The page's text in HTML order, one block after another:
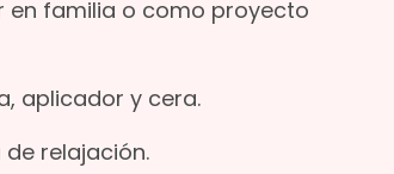
en familia o como proyecto
aplicador y cera.
relajación.